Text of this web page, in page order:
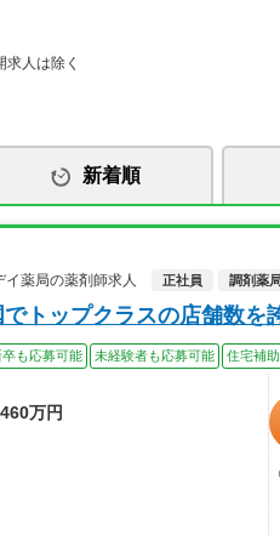
人は除く
新着順
薬局の薬剤師求人
正社員 調剤薬
でトップクラスの店舗数
卒も応募可能 未経験者も応募可能 住宅補
万円